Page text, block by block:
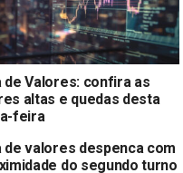
de Valores: confira as
altas e quedas desta
feira
de valores despenca com
do segundo turno